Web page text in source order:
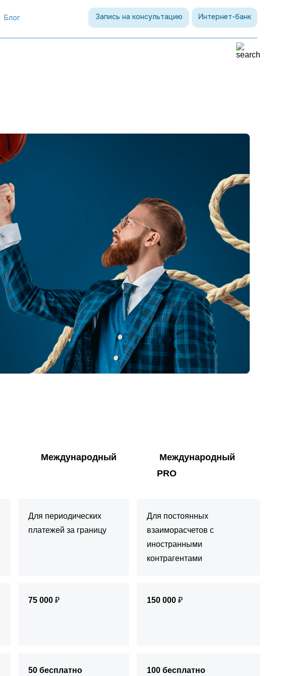
Блог Запись на консультацию Интернет-банк
Международный
Международный
PRO
Для периодических
платежей за границу
Для постоянных
взаиморасчетов с
иностранными
контрагентами
75 000 ₽ 150 000 ₽
50 бесплатно
100 бесплатно